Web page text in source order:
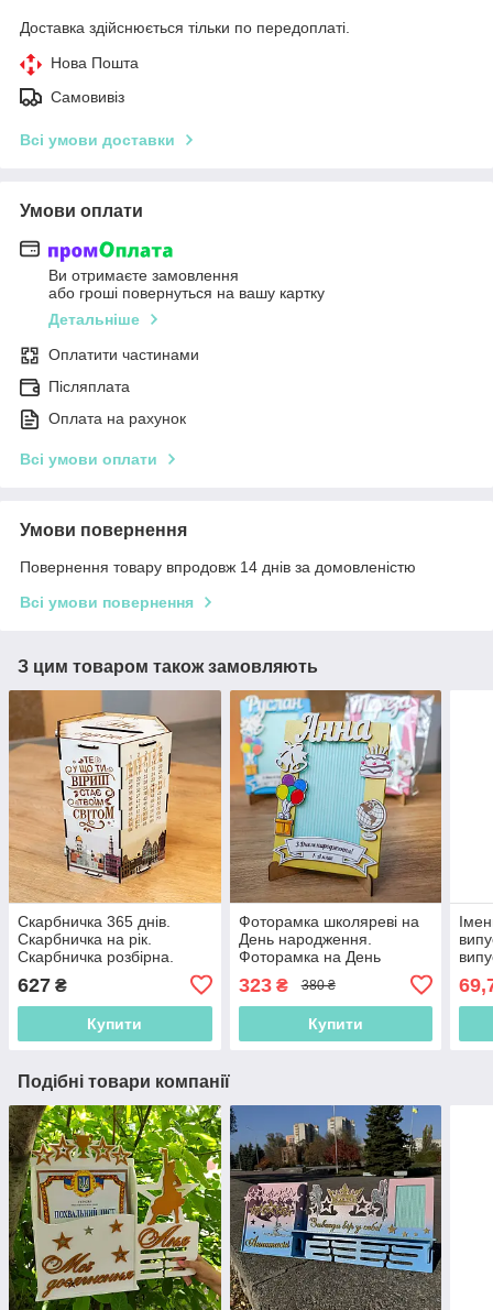
Доставка здійснюється тільки по передоплаті.
Нова Пошта
Самовивіз
Всі умови доставки
Умови оплати
Ви отримаєте замовлення
або гроші повернуться на вашу картку
Детальніше
Оплатити частинами
Післяплата
Оплата на рахунок
Всі умови оплати
Умови повернення
Повернення товару впродовж 14 днів за домовленістю
Всі умови повернення
З цим товаром також замовляють
Скарбничка 365 днів.
Скарбничка на рік.
Скарбничка розбірна.
Копілка. Копилка
627 ₴
Купити
Фоторамка школяреві на
День народження.
Фоторамка на День
народження Подарунок на
День народження. Іменна
фоторамка
323₴ 380 ₴
Купити
Подібні товари компанії